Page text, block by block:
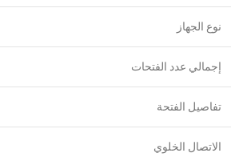
نوع الجهاز
إجمالي عدد الفتحات
تفاصيل الفتحة
الاتصال الخلوي